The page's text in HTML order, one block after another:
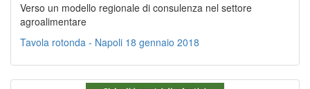
Verso un modello regionale di consulenza nel settore
agroalimentare
Tavola rotonda - Napoli 18 gennaio 2018